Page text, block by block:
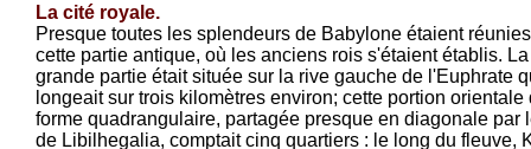
La cité royale.
Presque toutes les splendeurs de Babylone étaient
cette partie antique, où les anciens rois s'étaient établis.
grande partie était située sur la rive gauche de l'Euphrate
longeait sur trois kilomètres environ; cette portion orientale
forme quadrangulaire, partagée presque en diagonale par
de Libilhegalia, comptait cinq quartiers : le long du fleuve,